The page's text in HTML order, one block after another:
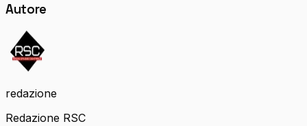
Autore
redazione
Redazione RSC